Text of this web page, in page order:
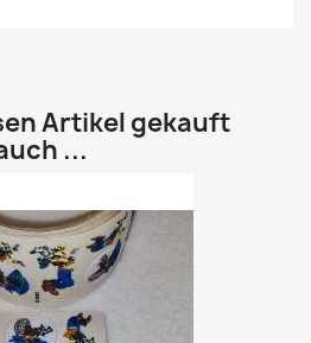
Artikel gekauft
...